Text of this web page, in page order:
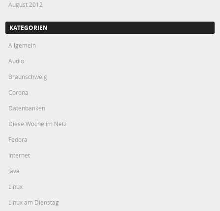
August 2012
KATEGORIEN
Allgemein
Audio
Braunschweig
Corona
Datenbanken
Diese Woche im Netz
Fedora
Internet
Java
Linux
Linux am Dienstag